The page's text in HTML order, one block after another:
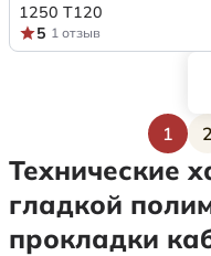
1250 Т120
5 1 отзыв
1 2
Технические
гладкой
прокладки